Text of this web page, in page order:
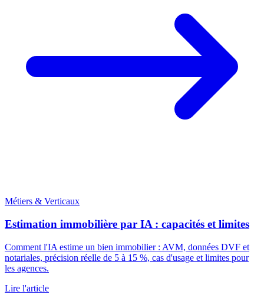
Métiers & Verticaux
Estimation immobilière par IA : capacités et limites
Comment l'IA estime un bien immobilier : AVM, données DVF et
notariales, précision réelle de 5 à 15 %, cas d'usage et limites pour
les agences.
Lire l'article